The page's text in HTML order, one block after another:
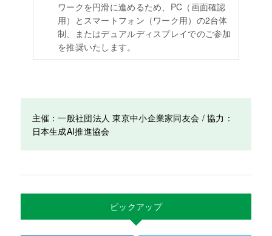
ワークを円滑に進めるため、PC（画面確認
用）とスマートフォン（ワーク用）の2台体
制、またはデュアルディスプレイでのご参加
を推奨いたします。
主催：一般社団法人 東京中小企業家同友会 / 協力：
日本生成AI推進協会
ピックアップ